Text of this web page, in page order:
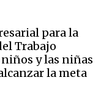
para la
Trabajo
y las niñas
la meta